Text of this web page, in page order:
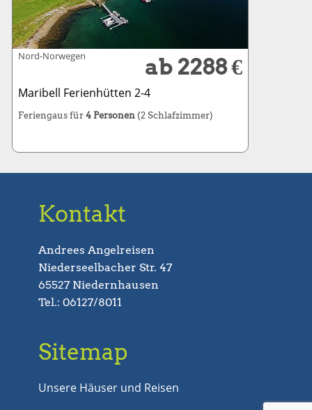
Nord-Norwegen ab 2288 €
Maribell Ferienhütten 2-4
Feriengaus für 4 Personen(2 Schlafzimmer)
Kontakt
Andrees Angelreisen
Niederseelbacher Str. 47
65527 Niedernhausen
Tel.: 06127/8011
Sitemap
Unsere Häuser und Reisen